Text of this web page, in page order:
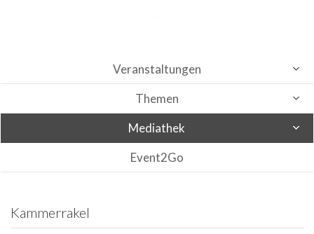
Veranstaltungen
Themen
Mediathek
Event2Go
Kammerrakel